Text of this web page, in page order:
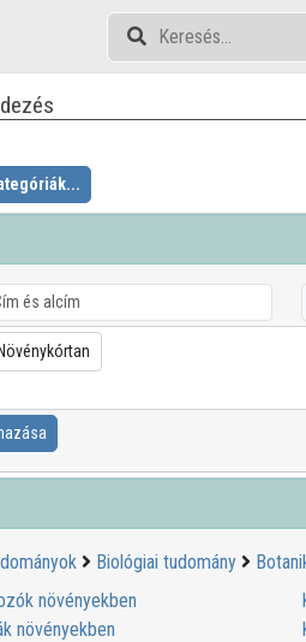
Növénykórtan
Biológiai tudomány
növényekben
növényekben